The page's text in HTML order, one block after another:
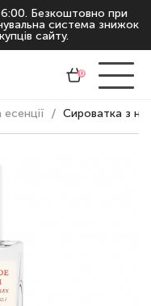
Безкоштовно при
система знижок
сайту.
0
Сироватка з